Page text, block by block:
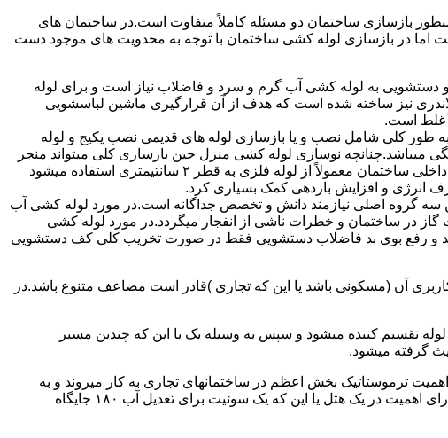
بازسازی ساختمان دو مسئله کاملاً متفاوت است.در ساختمان های
اما در بازسازی لوله کشی ساختمان با توجه به محدویت های موجود دست
به لوله کشی آب گرم و سرد و فاضلاب نیاز است و برای لوله
نیز ساخته شده است که هدف از آن قرارگیری ماشین لباسشویی
غلط است.
طور کلی شامل نصب و یا بازسازی لوله های قدیمی نصب پکیج و لوله
نوسازی لوله کشی منزل حین بازسازی کلی میتواند منجر
به افزایش فشار آب مصرفی و آب شوفاژ شود که این امر راندامان شوفاژ در منزل را افزایش میدهد.از آنجایی که برای لوله کشی داخلی ساختمان معمولاً از لوله فلزی به قطر ۲ سانتیمتری استفاده میشود
انرژی و افزایش بازدهی کمک بسیاری کرد.
گروه اصلی نیازمند دانش و تخصص جداگانه است.در مورد لوله کشی آب
در ساختمان و خطرات ناشی از انفجار میگردد.در مورد لوله کشی
و رفع بوی بد فاضلاب دستشویی فقط در صورت تخریب کلی کف دستشویی
آن (مسکونی باشد یا این که تجاری )قادر است مضاعف متنوع باشد.در
تقسیم کننده میشود و سپس به وسیله یک یا این که چندین مسیر
گرفته میشود.
ترموستاتیک بخش اعظم در ساختمانهای تجاری به کار میروند و به
مقادیر آب متعددی نیاز دارا هستند.این شیرها آب خروجی از دیگ یا این که آبگرمکن را به دمای پایینتری تعدیل میکنند.مثلا یک شیر دارای اهمیت در یک هتل یا این که یک سوئیت برای تعدیل آب ۱۸۰ جایگاه